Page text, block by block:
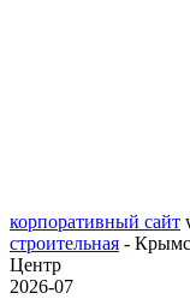
корпоративный сайт
строительная -
Центр
2026-07